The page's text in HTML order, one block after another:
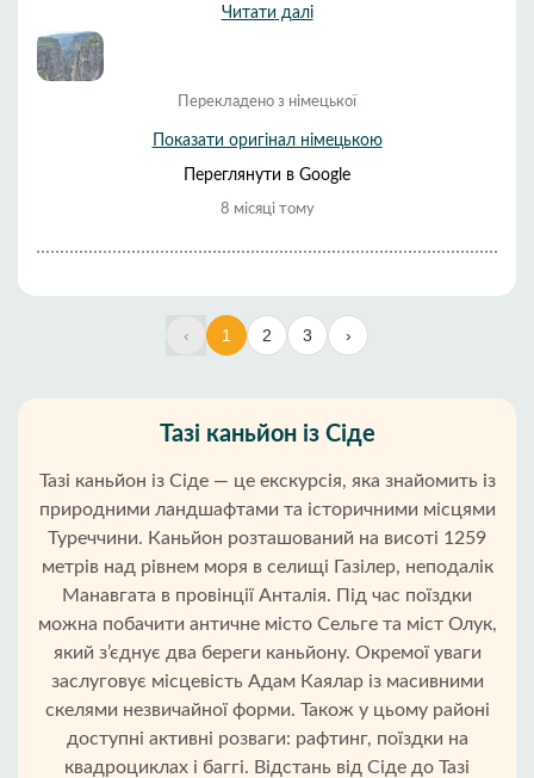
до станції рафтингу. Там я зміг орендувати гідрокостюми,
що дуже рекомендується в листопаді, оскільки річка
досить холодна. Перед рафтингом, як і було заявлено,
подали гарячий обід. Після рафтингу мене відвезли назад
до готелю. 30 євро, які я заплатив, були дуже розумними
за те, що було надано. Я, мабуть, був єдиним пасажиром в
пройшло ідеально. Автобус прибув до готелю вчасно і
знову висадив мене там. Я б точно зробив це знову!
Читати далі
Перекладено з німецької
Показати оригінал німецькою
Переглянути в Google
8 місяці тому
‹ 1 2 3 ›
Тазі каньйон із Сіде
Тазі каньйон із Сіде — це екскурсія, яка знайомить із
природними ландшафтами та історичними місцями
Туреччини. Каньйон розташований на висоті 1259
метрів над рівнем моря в селищі Газілер, неподалік
Манавгата в провінції Анталія. Під час поїздки
можна побачити античне місто Сельге та міст Олук,
який з’єднує два береги каньйону. Окремої уваги
заслуговує місцевість Адам Каялар із масивними
скелями незвичайної форми. Також у цьому районі
доступні активні розваги: рафтинг, поїздки на
квадроциклах і баггі. Відстань від Сіде до Тазі